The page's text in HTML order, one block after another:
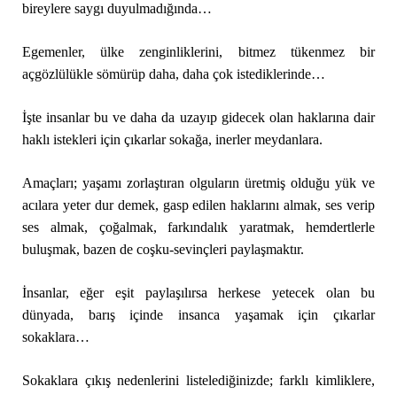
bireylere saygı duyulmadığında…
Egemenler, ülke zenginliklerini, bitmez tükenmez bir
açgözlülükle sömürüp daha, daha çok istediklerinde…
İşte insanlar bu ve daha da uzayıp gidecek olan haklarına dair
haklı istekleri için çıkarlar sokağa, inerler meydanlara.
Amaçları; yaşamı zorlaştıran olguların üretmiş olduğu yük ve
acılara yeter dur demek, gasp edilen haklarını almak, ses verip
ses almak, çoğalmak, farkındalık yaratmak, hemdertlerle
buluşmak, bazen de coşku-sevinçleri paylaşmaktır.
İnsanlar, eğer eşit paylaşılırsa herkese yetecek olan bu
dünyada, barış içinde insanca yaşamak için çıkarlar
sokaklara…
Sokaklara çıkış nedenlerini listelediğinizde; farklı kimliklere,